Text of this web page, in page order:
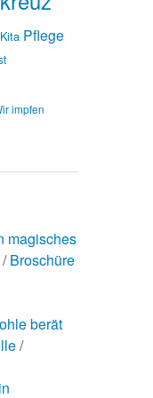
Kita Pflege
impfen
magisches
Broschüre
berät